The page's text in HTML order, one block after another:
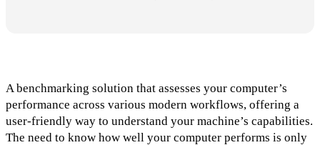
A benchmarking solution that assesses your computer’s
performance across various modern workflows, offering a
user-friendly way to understand your machine’s capabilities.
The need to know how well your computer performs is only